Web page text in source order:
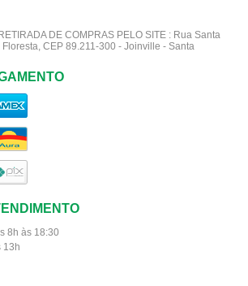
DE COMPRAS PELO SITE : Rua Santa
CEP 89.211-300 - Joinville - Santa
8h às 18:30
13h